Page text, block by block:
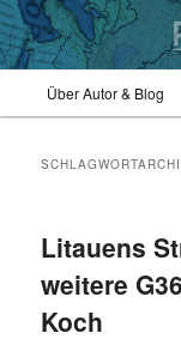
primären
springen
sekundären
springenpivotarea
HauptmenüÜber Autor & Blog
Litauens
weitere
Koch